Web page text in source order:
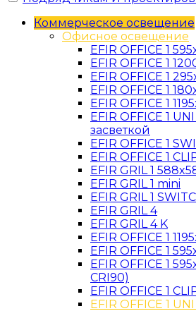
Коммерческое освещение
Офисное освещение
EFIR OFFICE 1
EFIR OFFICE 1
EFIR OFFICE 1
EFIR OFFICE 1
EFIR OFFICE 1
EFIR OFFICE 1
засветкой
EFIR OFFICE 1
EFIR OFFICE 1
EFIR GRIL 1
EFIR GRIL 1 mini
EFIR GRIL 1
EFIR GRIL 4
EFIR GRIL 4 K
EFIR OFFICE 1
EFIR OFFICE 1
EFIR OFFICE 1
CRI90)
EFIR OFFICE 1
EFIR OFFICE 1